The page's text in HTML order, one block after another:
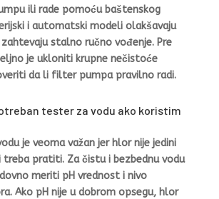
ili rade pomoću baštenskog
i automatski modeli olakšavaju
stalno ručno vođenje. Pre
je ukloniti krupne nečistoće
da li filter pumpa pravilno radi.
tester za vodu ako koristim
je veoma važan jer hlor nije jedini
treba pratiti. Za čistu i bezbednu vodu
meriti pH vrednost i nivo
Ako pH nije u dobrom opsegu, hlor